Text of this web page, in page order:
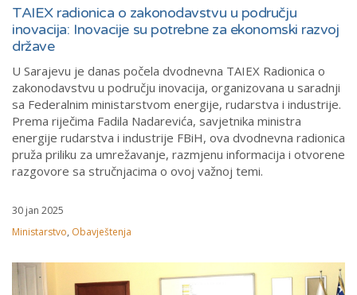
TAIEX radionica o zakonodavstvu u području
inovacija: Inovacije su potrebne za ekonomski razvoj
države
U Sarajevu je danas počela dvodnevna TAIEX Radionica o
zakonodavstvu u području inovacija, organizovana u saradnji
sa Federalnim ministarstvom energije, rudarstva i industrije.
Prema riječima Fadila Nadarevića, savjetnika ministra
energije rudarstva i industrije FBiH, ova dvodnevna radionica
pruža priliku za umrežavanje, razmjenu informacija i otvorene
razgovore sa stručnjacima o ovoj važnoj temi.
30 jan 2025
Ministarstvo, Obavještenja